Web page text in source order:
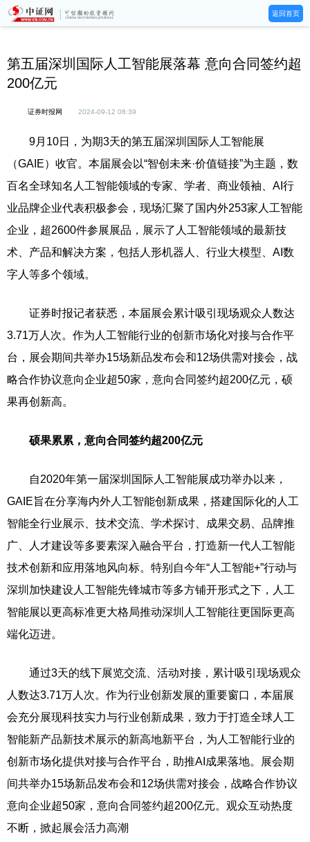
返回首页
第五届深圳国际人工智能展落幕 意向合同签约超
200亿元
证券时报网 2024-09-12 08:39
9月10日，为期3天的第五届深圳国际人工智能展
（GAIE）收官。本届展会以“智创未来·价值链接”为主题，数
百名全球知名人工智能领域的专家、学者、商业领袖、AI行
业品牌企业代表积极参会，现场汇聚了国内外253家人工智能
企业，超2600件参展展品，展示了人工智能领域的最新技
术、产品和解决方案，包括人形机器人、行业大模型、AI数
字人等多个领域。
证券时报记者获悉，本届展会累计吸引现场观众人数达
3.71万人次。作为人工智能行业的创新市场化对接与合作平
台，展会期间共举办15场新品发布会和12场供需对接会，战
略合作协议意向企业超50家，意向合同签约超200亿元，硕
果再创新高。
硕果累累，意向合同签约超200亿元
自2020年第一届深圳国际人工智能展成功举办以来，
GAIE旨在分享海内外人工智能创新成果，搭建国际化的人工
智能全行业展示、技术交流、学术探讨、成果交易、品牌推
广、人才建设等多要素深入融合平台，打造新一代人工智能
技术创新和应用落地风向标。特别自今年“人工智能+”行动与
深圳加快建设人工智能先锋城市等多方铺开形式之下，人工
智能展以更高标准更大格局推动深圳人工智能往更国际更高
端化迈进。
通过3天的线下展览交流、活动对接，累计吸引现场观众
人数达3.71万人次。作为行业创新发展的重要窗口，本届展
会充分展现科技实力与行业创新成果，致力于打造全球人工
智能新产品新技术展示的新高地新平台，为人工智能行业的
创新市场化提供对接与合作平台，助推AI成果落地。展会期
间共举办15场新品发布会和12场供需对接会，战略合作协议
意向企业超50家，意向合同签约超200亿元。观众互动热度
不断，掀起展会活力高潮